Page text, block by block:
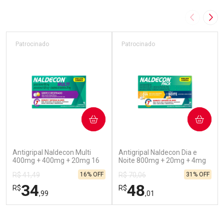
Imagem
Antigripal Naldecon Multi
400mg + 400mg + 20mg 16
Patrocinado
R$ 41,49
R$34,99
16% OFF
COMPRAR
Antigripal Naldecon Dia e
Noite 800mg + 20mg + 4mg
Patrocinado
R$ 70,06
R$48,01
31% OFF
COMPRAR